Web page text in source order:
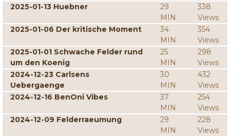
2025-01-13 Huebner
29
MIN
338
Views
2025-01-06 Der kritische Moment
34
MIN
354
Views
2025-01-01 Schwache Felder rund
um den Koenig
25
MIN
298
Views
2024-12-23 Carlsens
Uebergaenge
30
MIN
432
Views
2024-12-16 BenOni Vibes
37
MIN
254
Views
2024-12-09 Felderraeumung
29
MIN
228
Views